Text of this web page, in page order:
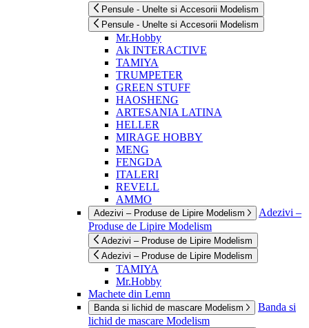
Pensule - Unelte si Accesorii Modelism
Pensule - Unelte si Accesorii Modelism
Mr.Hobby
Ak INTERACTIVE
TAMIYA
TRUMPETER
GREEN STUFF
HAOSHENG
ARTESANIA LATINA
HELLER
MIRAGE HOBBY
MENG
FENGDA
ITALERI
REVELL
AMMO
Adezivi – Produse de Lipire Modelism
Adezivi –
Produse de Lipire Modelism
Adezivi – Produse de Lipire Modelism
Adezivi – Produse de Lipire Modelism
TAMIYA
Mr.Hobby
Machete din Lemn
Banda si lichid de mascare Modelism
Banda si
lichid de mascare Modelism